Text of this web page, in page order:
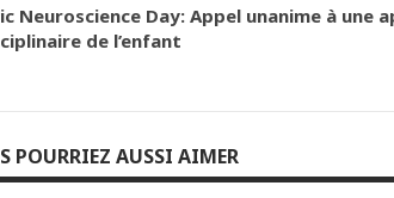
Neuroscience Day: Appel unanime à une
de l’enfant
POURRIEZ AUSSI AIMER